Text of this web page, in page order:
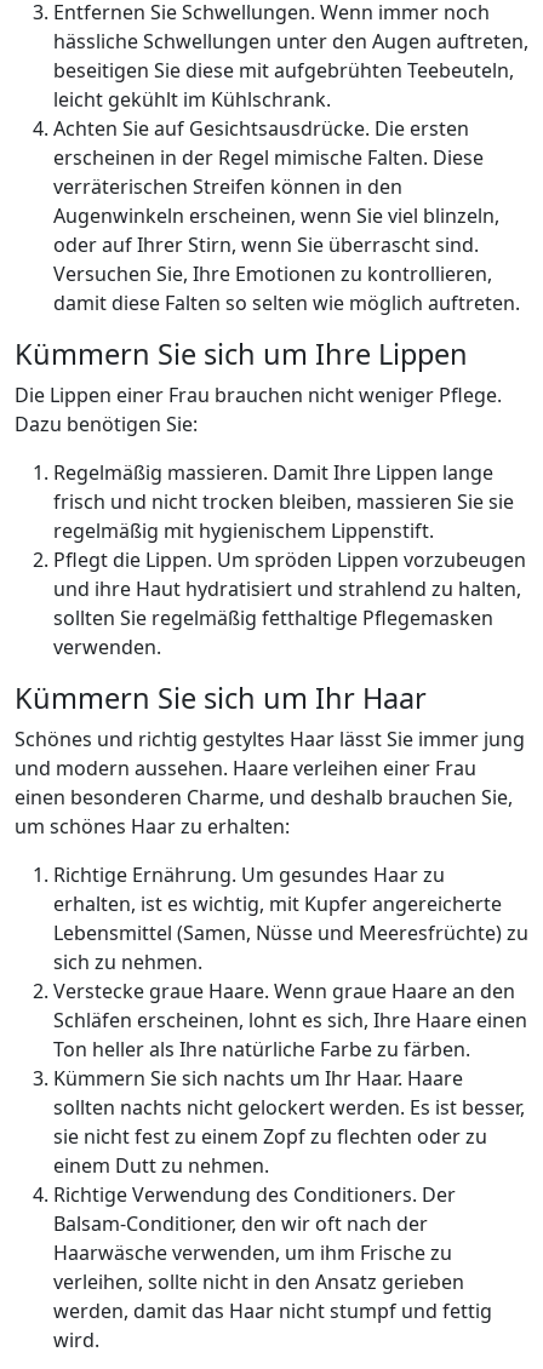
Entfernen Sie Schwellungen. Wenn immer noch
hässliche Schwellungen unter den Augen auftreten,
beseitigen Sie diese mit aufgebrühten Teebeuteln,
leicht gekühlt im Kühlschrank.
Achten Sie auf Gesichtsausdrücke. Die ersten
erscheinen in der Regel mimische Falten. Diese
verräterischen Streifen können in den
Augenwinkeln erscheinen, wenn Sie viel blinzeln,
oder auf Ihrer Stirn, wenn Sie überrascht sind.
Versuchen Sie, Ihre Emotionen zu kontrollieren,
damit diese Falten so selten wie möglich auftreten.
Kümmern Sie sich um Ihre Lippen
Die Lippen einer Frau brauchen nicht weniger Pflege.
Dazu benötigen Sie:
Regelmäßig massieren. Damit Ihre Lippen lange
frisch und nicht trocken bleiben, massieren Sie sie
regelmäßig mit hygienischem Lippenstift.
Pflegt die Lippen. Um spröden Lippen vorzubeugen
und ihre Haut hydratisiert und strahlend zu halten,
sollten Sie regelmäßig fetthaltige Pflegemasken
verwenden.
Kümmern Sie sich um Ihr Haar
Schönes und richtig gestyltes Haar lässt Sie immer jung
und modern aussehen. Haare verleihen einer Frau
einen besonderen Charme, und deshalb brauchen Sie,
um schönes Haar zu erhalten:
Richtige Ernährung. Um gesundes Haar zu
erhalten, ist es wichtig, mit Kupfer angereicherte
Lebensmittel (Samen, Nüsse und Meeresfrüchte) zu
sich zu nehmen.
Verstecke graue Haare. Wenn graue Haare an den
Schläfen erscheinen, lohnt es sich, Ihre Haare einen
Ton heller als Ihre natürliche Farbe zu färben.
Kümmern Sie sich nachts um Ihr Haar. Haare
sollten nachts nicht gelockert werden. Es ist besser,
sie nicht fest zu einem Zopf zu flechten oder zu
einem Dutt zu nehmen.
Richtige Verwendung des Conditioners. Der
Balsam-Conditioner, den wir oft nach der
Haarwäsche verwenden, um ihm Frische zu
verleihen, sollte nicht in den Ansatz gerieben
werden, damit das Haar nicht stumpf und fettig
wird.